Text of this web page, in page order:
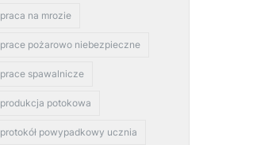
praca na mrozie
prace pożarowo niebezpieczne
prace spawalnicze
produkcja potokowa
protokół powypadkowy ucznia